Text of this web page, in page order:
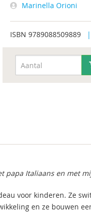
Marinella Orioni
ISBN 9789088509889 |
papa Italiaans en met
voor kinderen. Ze
en ze bouwen